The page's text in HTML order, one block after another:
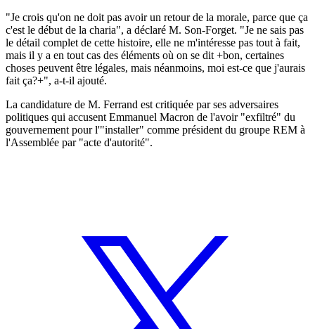
"Je crois qu'on ne doit pas avoir un retour de la morale, parce que ça
c'est le début de la charia", a déclaré M. Son-Forget. "Je ne sais pas
le détail complet de cette histoire, elle ne m'intéresse pas tout à fait,
mais il y a en tout cas des éléments où on se dit +bon, certaines
choses peuvent être légales, mais néanmoins, moi est-ce que j'aurais
fait ça?+", a-t-il ajouté.
La candidature de M. Ferrand est critiquée par ses adversaires
politiques qui accusent Emmanuel Macron de l'avoir "exfiltré" du
gouvernement pour l'"installer" comme président du groupe REM à
l'Assemblée par "acte d'autorité".